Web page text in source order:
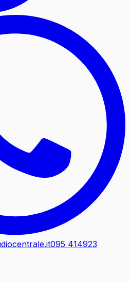
095 414923